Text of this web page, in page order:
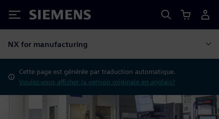
Siemens
NX for manufacturing
Cette page est générée par traduction automatique.
Voulez-vous afficher la version originale en anglais?